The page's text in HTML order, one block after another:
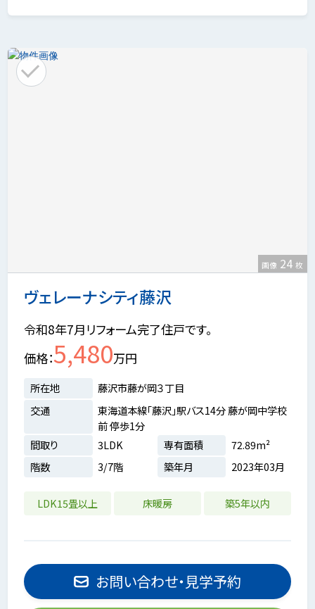
ヴェレーナシティ藤沢
画像 24 枚
令和8年7月リフォーム完了住戸です。
価格 5,480万円
所在地
藤沢市藤が岡３丁目
交通
東海道本線「藤沢」駅バス14分 藤が岡中学校
前 停歩1分
間取り
3LDK 専有面積
72.89m²
階数
3/7階 築年月 2023年03月
LDK15畳以上 床暖房 築5年以内
お問い合わせ・見学予約